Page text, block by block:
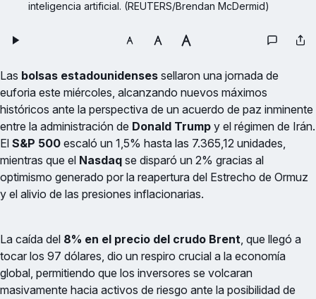
inteligencia artificial. (REUTERS/Brendan McDermid)
Las bolsas estadounidenses sellaron una jornada de
euforia este miércoles, alcanzando nuevos máximos
históricos ante la perspectiva de un acuerdo de paz inminente
entre la administración de Donald Trump y el régimen de Irán.
El S&P 500 escaló un 1,5% hasta las 7.365,12 unidades,
mientras que el Nasdaq se disparó un 2% gracias al
optimismo generado por la reapertura del Estrecho de Ormuz
y el alivio de las presiones inflacionarias.
La caída del 8% en el precio del crudo Brent, que llegó a
tocar los 97 dólares, dio un respiro crucial a la economía
global, permitiendo que los inversores se volcaran
masivamente hacia activos de riesgo ante la posibilidad de